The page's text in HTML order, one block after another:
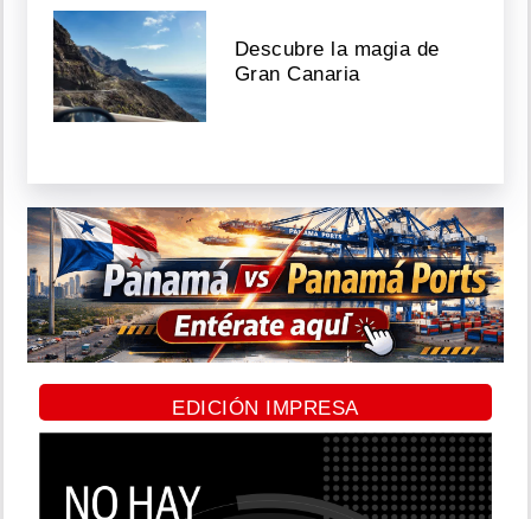
Descubre la magia de
Gran Canaria
EDICIÓN IMPRESA